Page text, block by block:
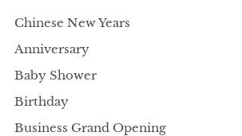
Chinese New Years
Anniversary
Baby Shower
Birthday
Business Grand Opening